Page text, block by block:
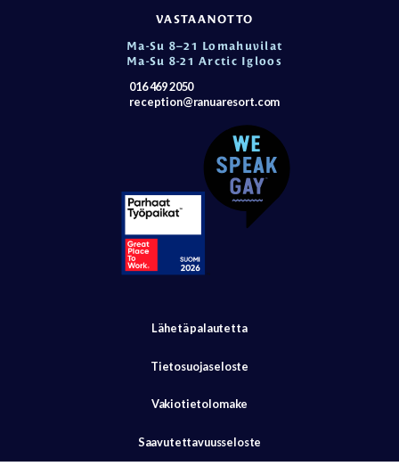
VASTAANOTTO
Ma-Su 8–21 Lomahuvilat
Ma-Su 8-21 Arctic Igloos
016 469 2050
reception@ranuaresort.com
Lähetä palautetta
Tietosuojaseloste
Vakiotietolomake
Saavutettavuusseloste